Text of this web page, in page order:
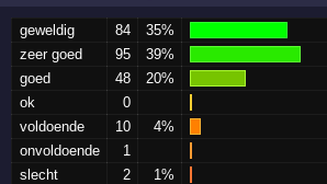
geweldig 84
35%
zeer goed
95
39%
goed
48
20%
ok
0
voldoende
10
4%
onvoldoende
1
slecht
2
1%